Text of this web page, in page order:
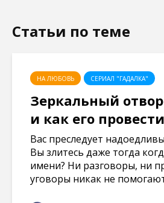
Статьи по теме
НА ЛЮБОВЬ СЕРИАЛ "ГАДАЛКА"
Зеркальный
и как его
Вас преследует
Вы злитесь даже тогда
имени? Ни разговоры, ни
уговоры никак не